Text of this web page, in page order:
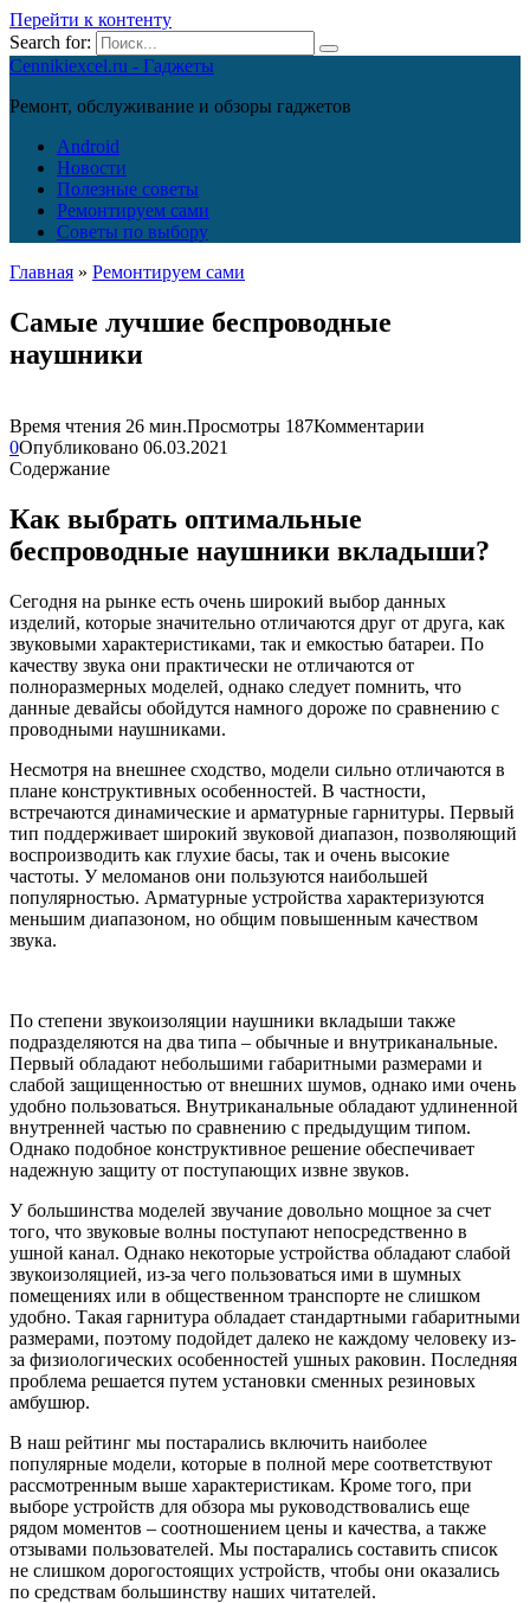
Перейти к контенту
Search for:
Cennikiexcel.ru - Гаджеты
Ремонт, обслуживание и обзоры гаджетов
Android
Новости
Полезные советы
Ремонтируем сами
Советы по выбору
Главная » Ремонтируем сами
Самые лучшие беспроводные
наушники
Время чтения 26 мин.Просмотры 187Комментарии
0Опубликовано 06.03.2021
Содержание
Как выбрать оптимальные
беспроводные наушники вкладыши?
Сегодня на рынке есть очень широкий выбор данных
изделий, которые значительно отличаются друг от друга, как
звуковыми характеристиками, так и емкостью батареи. По
качеству звука они практически не отличаются от
полноразмерных моделей, однако следует помнить, что
данные девайсы обойдутся намного дороже по сравнению с
проводными наушниками.
Несмотря на внешнее сходство, модели сильно отличаются в
плане конструктивных особенностей. В частности,
встречаются динамические и арматурные гарнитуры. Первый
тип поддерживает широкий звуковой диапазон, позволяющий
воспроизводить как глухие басы, так и очень высокие
частоты. У меломанов они пользуются наибольшей
популярностью. Арматурные устройства характеризуются
меньшим диапазоном, но общим повышенным качеством
звука.
По степени звукоизоляции наушники вкладыши также
подразделяются на два типа – обычные и внутриканальные.
Первый обладают небольшими габаритными размерами и
слабой защищенностью от внешних шумов, однако ими очень
удобно пользоваться. Внутриканальные обладают удлиненной
внутренней частью по сравнению с предыдущим типом.
Однако подобное конструктивное решение обеспечивает
надежную защиту от поступающих извне звуков.
У большинства моделей звучание довольно мощное за счет
того, что звуковые волны поступают непосредственно в
ушной канал. Однако некоторые устройства обладают слабой
звукоизоляцией, из-за чего пользоваться ими в шумных
помещениях или в общественном транспорте не слишком
удобно. Такая гарнитура обладает стандартными габаритными
размерами, поэтому подойдет далеко не каждому человеку из-
за физиологических особенностей ушных раковин. Последняя
проблема решается путем установки сменных резиновых
амбушюр.
В наш рейтинг мы постарались включить наиболее
популярные модели, которые в полной мере соответствуют
рассмотренным выше характеристикам. Кроме того, при
выборе устройств для обзора мы руководствовались еще
рядом моментов – соотношением цены и качества, а также
отзывами пользователей. Мы постарались составить список
не слишком дорогостоящих устройств, чтобы они оказались
по средствам большинству наших читателей.